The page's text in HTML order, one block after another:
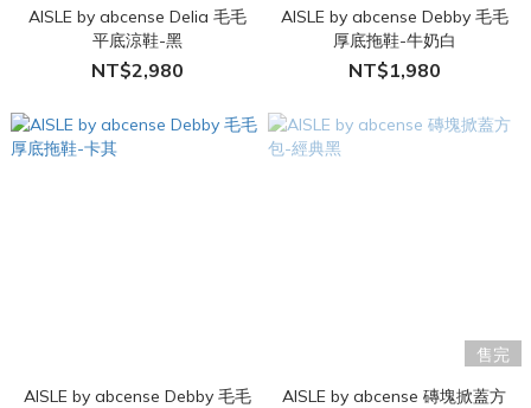
AISLE by abcense Delia 毛毛
平底涼鞋-黑
NT$2,980
AISLE by abcense Debby 毛毛
厚底拖鞋-牛奶白
NT$1,980
AISLE by abcense Debby 毛毛
售完
AISLE by abcense 磚塊掀蓋方